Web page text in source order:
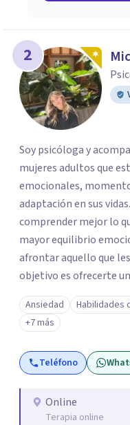
2
Soy psicóloga y
mujeres adultos que
emocionales,
adaptación en sus
comprender mejor lo
mayor equilibrio
afrontar aquello que
objetivo es ofrecerte
seguro y libre de
mejor lo que estás
desarrollar
malestar emocional
Ansiedad Habilidades
+7 más
Teléfono
Online
Terapia online